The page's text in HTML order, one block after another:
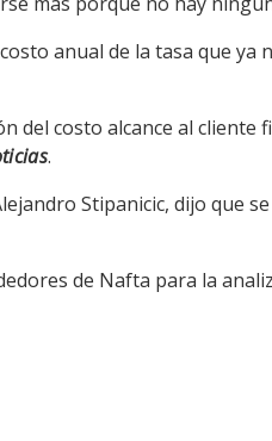
anual de la tasa que
del costo alcance al
.
Stipanicic, dijo que
de Nafta para la